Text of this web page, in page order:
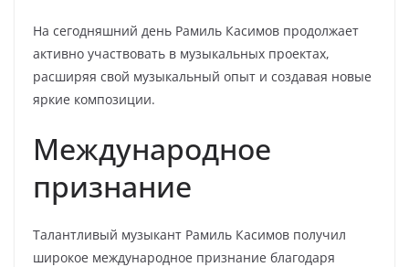
На сегодняшний день Рамиль Касимов продолжает
активно участвовать в музыкальных проектах,
расширяя свой музыкальный опыт и создавая новые
яркие композиции.
Международное
признание
Талантливый музыкант Рамиль Касимов получил
широкое международное признание благодаря